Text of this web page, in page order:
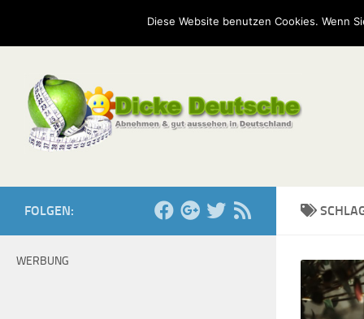
Kontakt Serien Umfragen
FOLGEN:
WERBUNG
Diese Website benutzen Cookies. Wenn